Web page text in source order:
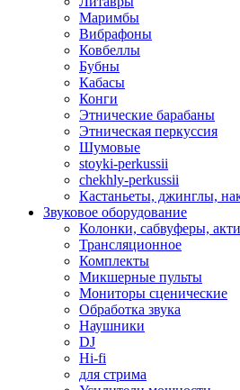
Маримбы
Вибрафоны
Ковбеллы
Бубны
Кабасы
Конги
Этнические барабаны
Этническая перкуссия
Шумовые
stoyki-perkussii
chekhly-perkussii
Кастаньеты, джинглы,
Звуковое оборудование
Колонки, сабвуферы,
Трансляционное
Комплекты
Микшерные пульты
Мониторы сценические
Обработка звука
Наушники
DJ
Hi-fi
для стрима